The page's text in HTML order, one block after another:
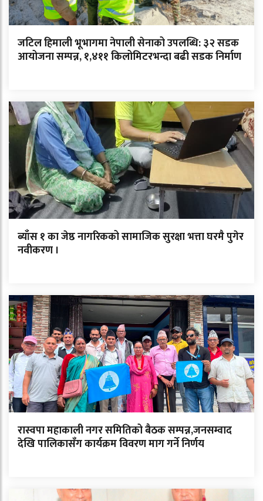
जटिल हिमाली भूभागमा नेपाली सेनाको उपलब्धि: ३२ सडक
आयोजना सम्पन्न, १,४११ किलोमिटरभन्दा बढी सडक निर्माण
ब्याँस १ का जेष्ठ नागरिकको सामाजिक सुरक्षा भत्ता घरमै पुगेर
नवीकरण ।
रास्वपा महाकाली नगर समितिको बैठक सम्पन्न,जनसम्वाद
देखि पालिकासँग कार्यक्रम विवरण माग गर्ने निर्णय